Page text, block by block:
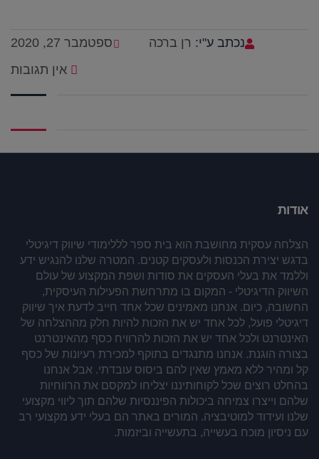
ספטמבר 27, 2020 נכתב ע"י: רן ברכה
אין תגובות
אודות
הצלחה עסקית מחושבת הוא בית ספר לללימודי שיווק דיגיטלי
בדגש יצירת הכנסות ולעסקים קטנים. המטרה שלנו להנגיש ידע
וללמד את בעלי העסקים את סודות ושפת המקצוע של עולם
השיווק הדיגיטלי - המקום בו מתרחשת הפעילות העיסקית,
החשובה, כיום. אנחנו מאמינים שכל אחד חייב לדעת איך שיווק
דיגיטלי פועל, לכל אחד יש את הזכות להיות חלק מההצלחה של
האינטרנט ולכל אחד יש את הזכות להרוויח כסף מהאינטרנט
בצורה הוגנת. אנחנו מתנגדים בתוקף למכירת רעיונות של כסף
קל ומהיר ללא מאמץ שאין להם ביסוס עובדתי. אבל אנחנו
בהחלט רוצים שכל לקוחותיננו יצליחו למקסם את הרווחיות
שלהם וייצרו צמיחה ביכולות הפיננסיות שלהם תוך ליווי מקצועי
שלנו ועידוד למוטיבציה. המורים באתר הם בעלי ידע מקצועי רב
עם ניסיון מוכח בעשייה, בתעשייה וביזמות.